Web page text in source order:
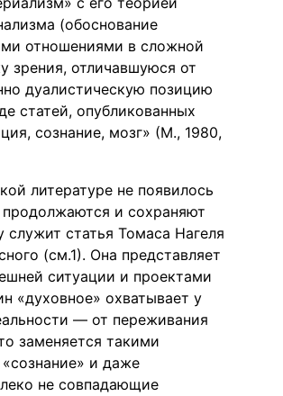
(обоснование
отношениями в сложной
зрения, отличавшуюся от
дуалистическую позицию
статей, опубликованных
сознание, мозг» (М., 1980,
литературе не появилось
и сохраняют
статья Томаса Нагеля
(см.1). Она представляет
ситуации и проектами
«духовное» охватывает у
— от переживания
заменяется такими
и даже
не совпадающие